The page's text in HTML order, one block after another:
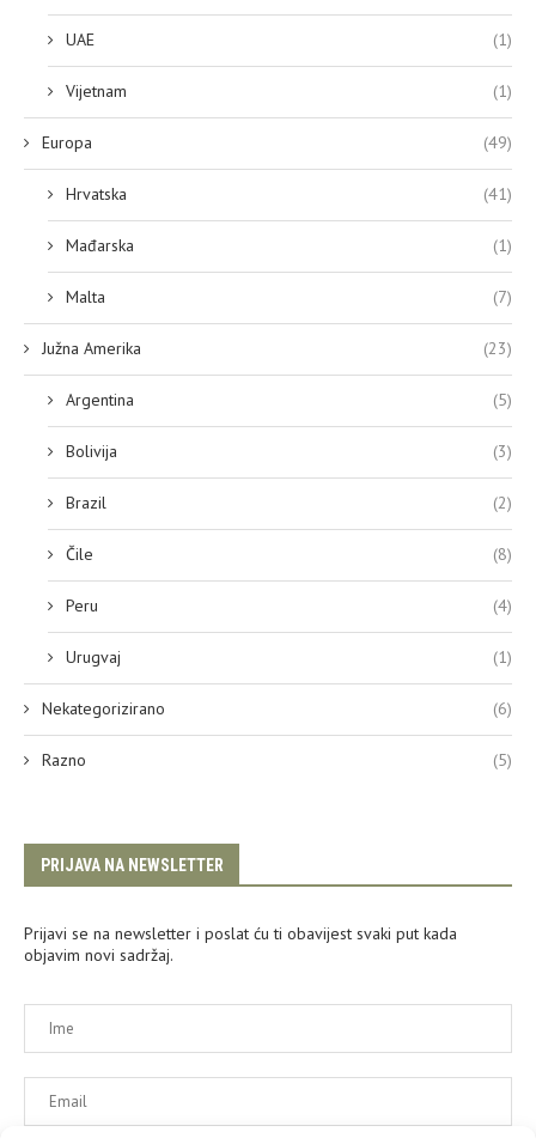
UAE (1)
Vijetnam (1)
Europa (49)
Hrvatska (41)
Mađarska (1)
Malta (7)
Južna Amerika (23)
Argentina (5)
Bolivija (3)
Brazil (2)
Čile (8)
Peru (4)
Urugvaj (1)
Nekategorizirano (6)
Razno (5)
PRIJAVA NA NEWSLETTER
Prijavi se na newsletter i poslat ću ti obavijest svaki put kada
objavim novi sadržaj.